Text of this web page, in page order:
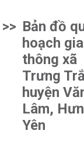
>> Bản đồ
hoạch
thông xã
Trưng
huyện
Lâm,
Yên